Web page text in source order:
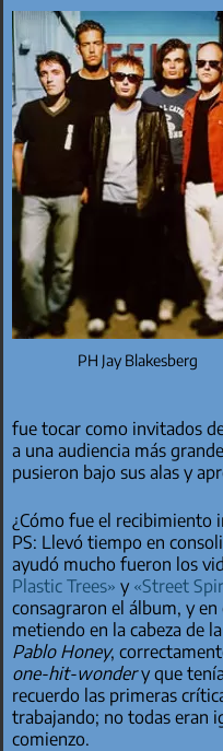
PH Jay Blakesberg
fue tocar como invitados
a una audiencia más
pusieron bajo sus alas y
¿Cómo fue el recibimiento
PS: Llevó tiempo en
ayudó mucho fueron los
Plastic Trees» y «Street
consagraron el álbum, y
metiendo en la cabeza de
Pablo Honey,
one-hit-wondery que
recuerdo las primeras
trabajando; no todas eran
comienzo.